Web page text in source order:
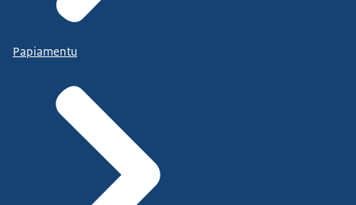
Papiamentu